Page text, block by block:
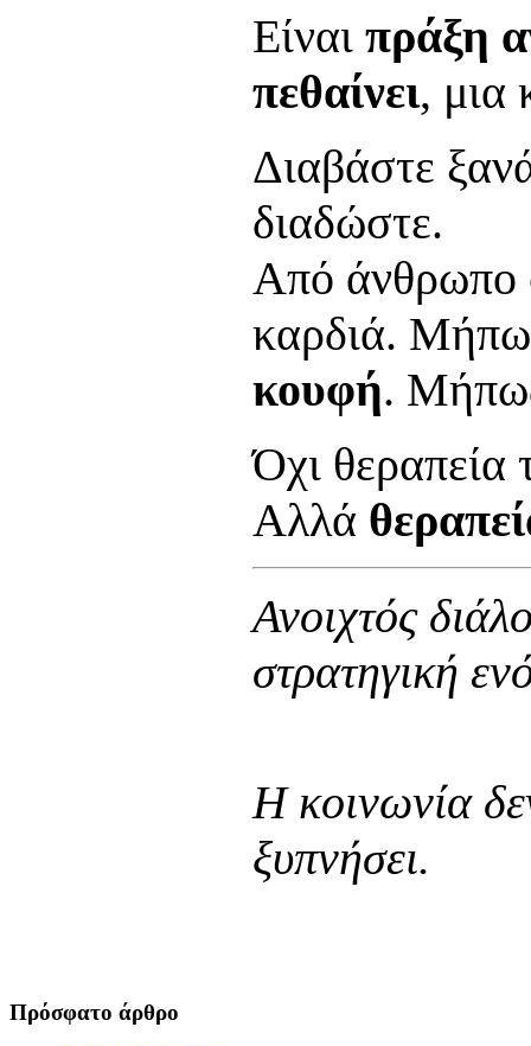
Είναι πράξη
πεθαίνει, μια
Διαβάστε
διαδώστε.
Από άνθρωπο
καρδιά.
κουφή.
Όχι
Αλλά
Ανοιχτός
στρατηγική
Η κοινωνία
ξυπνήσει.
Πρόσφατο άρθρο